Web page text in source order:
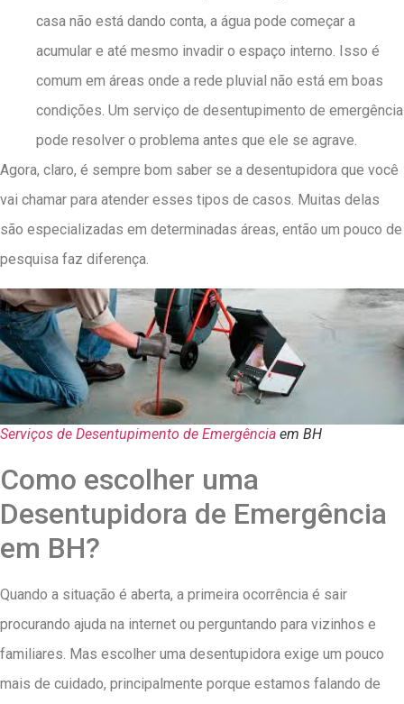
casa não está dando conta, a água pode começar a
acumular e até mesmo invadir o espaço interno. Isso é
comum em áreas onde a rede pluvial não está em boas
condições. Um serviço de desentupimento de emergência
pode resolver o problema antes que ele se agrave.
Agora, claro, é sempre bom saber se a desentupidora que você
vai chamar para atender esses tipos de casos. Muitas delas
são especializadas em determinadas áreas, então um pouco de
pesquisa faz diferença.
Serviços de Desentupimento de Emergência em BH
Como escolher uma
Desentupidora de Emergência
em BH?
Quando a situação é aberta, a primeira ocorrência é sair
procurando ajuda na internet ou perguntando para vizinhos e
familiares. Mas escolher uma desentupidora exige um pouco
mais de cuidado, principalmente porque estamos falando de